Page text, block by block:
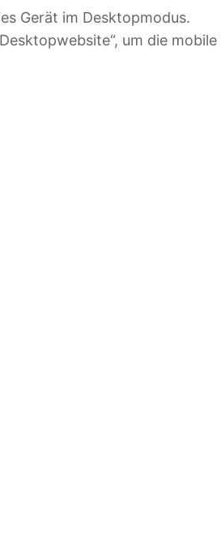
Gerät im Desktopmodus.
um die